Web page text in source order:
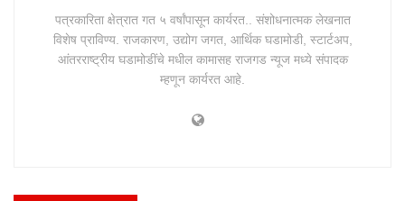
पत्रकारिता क्षेत्रात गत ५ वर्षांपासून कार्यरत.. संशोधनात्मक लेखनात
विशेष प्राविण्य. राजकारण, उद्योग जगत, आर्थिक घडामोडी, स्टार्टअप,
आंतरराष्ट्रीय घडामोडींचे मधील कामासह राजगड न्यूज मध्ये संपादक
म्हणून कार्यरत आहे.